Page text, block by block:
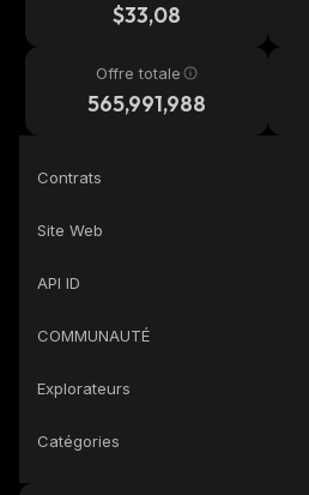
$33,08
Offre totale
565,991,988
Contrats
Site Web
API ID
COMMUNAUTÉ
Explorateurs
Catégories